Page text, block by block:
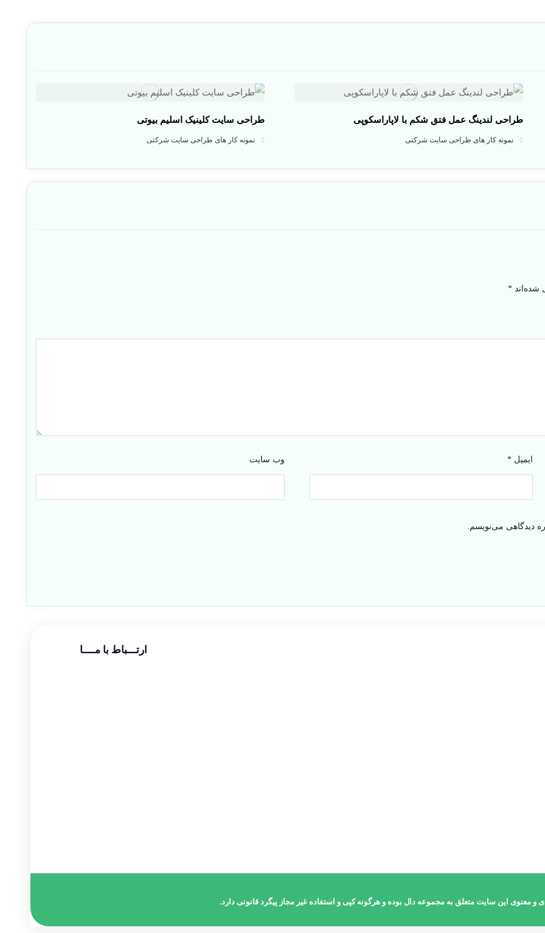
طراحی لندینگ عمل فتق شکم با لاپاراسکوپی
نمونه کار های طراحی سایت شرکتی
طراحی سایت کلینیک اسلیم بیوتی
نمونه کار های طراحی سایت شرکتی
شده‌اند*
ایمیل * وب‌ سایت
دیدگاهی می‌نویسم.
ارتـــباط با مــــا
و معنوی این سایت متعلق به مجموعه دال بوده و هرگونه کپی و استفاده غیر مجاز پیگرد قانونی دارد.